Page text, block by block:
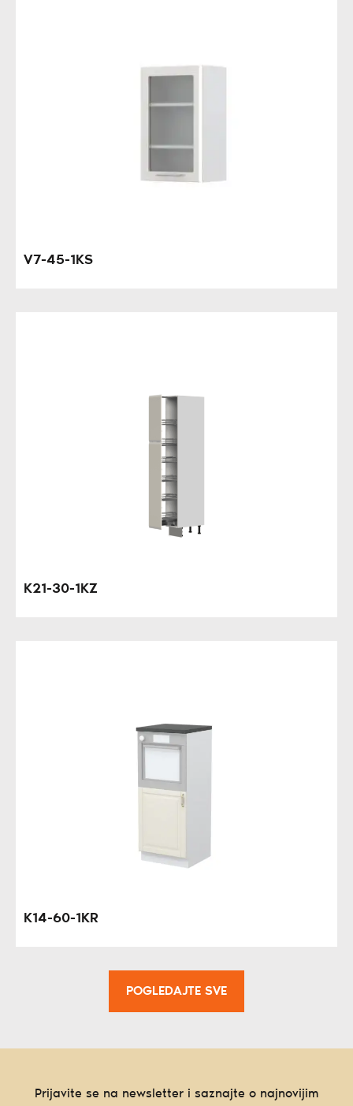
V7-45-1KS
K21-30-1KZ
K14-60-1KR
POGLEDAJTE SVE
Prijavite se na newsletter i saznajte o najnovijim